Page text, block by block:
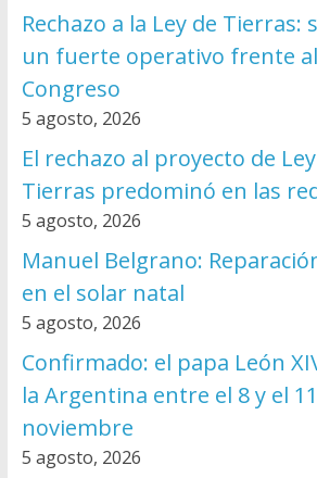
Rechazo a la Ley de Tierras:
un fuerte operativo frente al
Congreso
5 agosto, 2026
El rechazo al proyecto de
Tierras predominó en las
5 agosto, 2026
Manuel Belgrano:
en el solar natal
5 agosto, 2026
Confirmado: el papa León
la Argentina entre el 8 y el
noviembre
5 agosto, 2026